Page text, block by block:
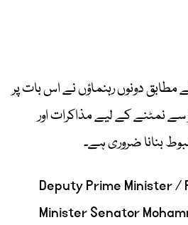
مطابق دونوں رہنماؤں نے اس بات پر
سے نمٹنے کے لیے مذاکرات اور
بنانا ضروری ہے۔
Deputy Prime Minister /
Minister Senator